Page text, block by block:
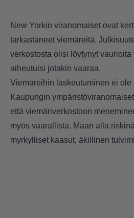
New Yorkin viranomaiset ovat
tarkastaneet viemäreitä.
verkostosta olisi löytynyt vaurioita
aiheutuisi jotakin vaaraa.
Viemäreihin laskeutuminen ei ole
Kaupungin
että viemäriverkostoon
myös vaarallista. Maan alla
myrkylliset kaasut, äkillinen